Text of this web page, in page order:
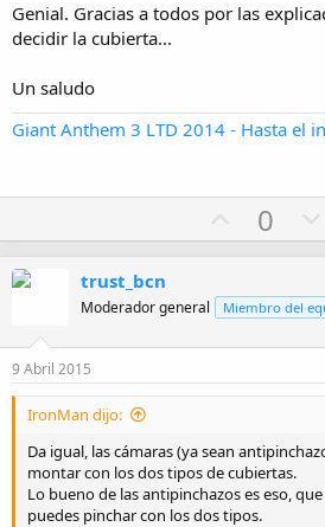
Genial. Gracias a todos por las
decidir la cubierta...
Un saludo
Giant Anthem 3 LTD 2014 - Hasta el
U
p
o
t
e
0
trust_bcn
Moderador general Miembro del
9 Abril 2015
IronMan dijo:
Da igual, las cámaras (ya sean
montar con los dos tipos de cubiertas.
Lo bueno de las antipinchazos es eso,
puedes pinchar con los dos tipos.